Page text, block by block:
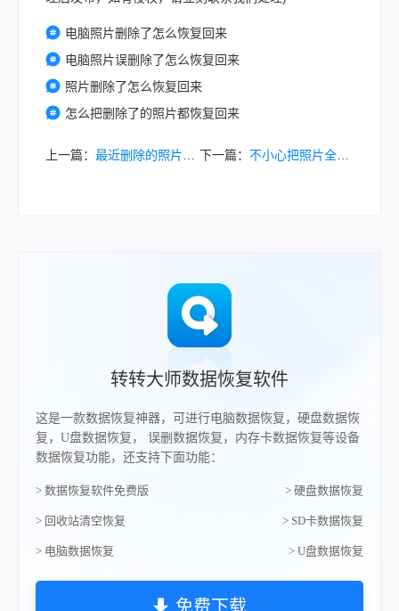
电脑照片删除了怎么恢复回来
电脑照片误删除了怎么恢复回来
照片删除了怎么恢复回来
怎么把删除了的照片都恢复回来
上一篇： 最近删除的照片删除怎么恢复？可尝试这几种方法！ 下一篇： 不小心把照片全删了怎么恢复？这里有全面的恢复策略！
转转大师数据恢复软件
这是一款数据恢复神器，可进行电脑数据恢复，硬盘数据恢
复，U盘数据恢复， 误删数据恢复，内存卡数据恢复等设备
数据恢复功能，还支持下面功能：
> 数据恢复软件免费版 > 硬盘数据恢复
> 回收站清空恢复 > SD卡数据恢复
> 电脑数据恢复 > U盘数据恢复
免费下载